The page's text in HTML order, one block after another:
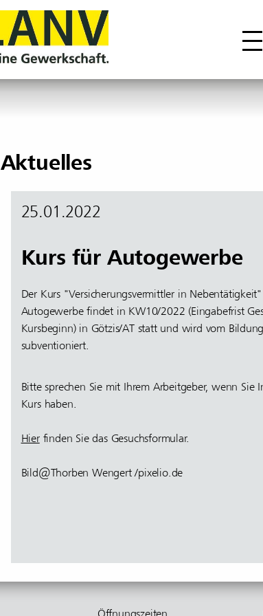
Aktuelles
25.01.2022
Kurs für Autogewerbe
Der Kurs "Versicherungsvermittler in
Autogewerbe findet in KW10/2022 (Eingabefrist
Kursbeginn) in Götzis/AT statt und wird vom
subventioniert.
Bitte sprechen Sie mit Ihrem Arbeitgeber, wenn Sie
Kurs haben.
Hierfinden Sie das Gesuchsformular.
Bild@Thorben Wengert /pixelio.de